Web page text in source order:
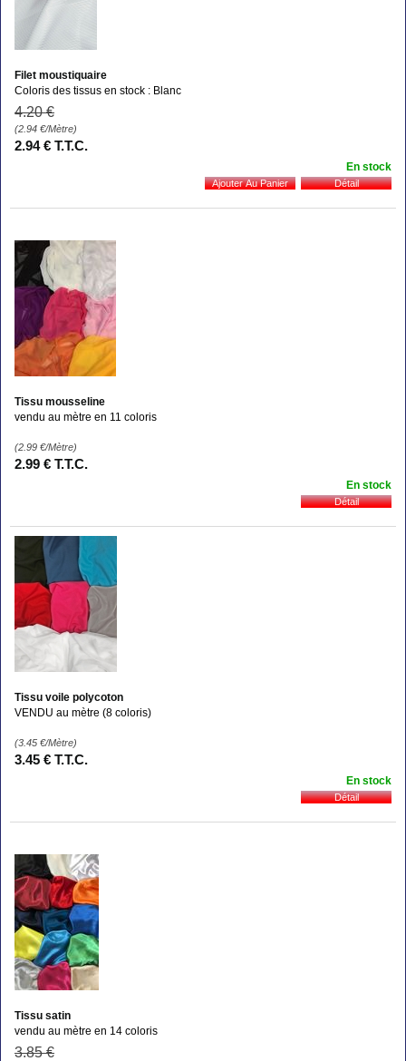
Filet moustiquaire
Coloris des tissus en stock : Blanc
4.20 €
(2.94 €/Mètre)
2.94 € T.T.C.
En stock
Tissu mousseline
vendu au mètre en 11 coloris
(2.99 €/Mètre)
2.99 € T.T.C.
En stock
Tissu voile polycoton
VENDU au mètre (8 coloris)
(3.45 €/Mètre)
3.45 € T.T.C.
En stock
Tissu satin
vendu au mètre en 14 coloris
3.85 €